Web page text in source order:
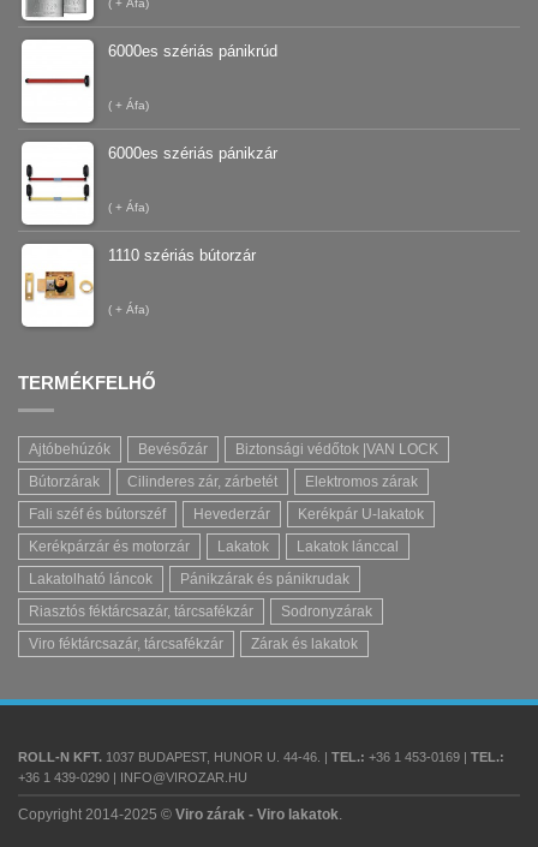
( + Áfa)
6000es szériás pánikrúd
( + Áfa)
6000es szériás pánikzár
( + Áfa)
1110 szériás bútorzár
( + Áfa)
TERMÉKFELHŐ
Ajtóbehúzók Bevésőzár
Biztonsági védőtok |VAN LOCK
Bútorzárak
Cilinderes zár, zárbetét
Elektromos zárak
Fali széf és bútorszéf
Hevederzár
Kerékpár U-lakatok
Kerékpárzár és motorzár
Lakatok
Lakatok lánccal
Lakatolható láncok
Pánikzárak és pánikrudak
Riasztós féktárcsazár, tárcsafékzár
Sodronyzárak
Viro féktárcsazár, tárcsafékzár
Zárak és lakatok
ROLL-N KFT. 1037 BUDAPEST, HUNOR U. 44-46. | TEL.: +36 1 453-0169 | TEL.:
+36 1 439-0290 | INFO@VIROZAR.HU
Copyright 2014-2025 © Viro zárak - Viro lakatok